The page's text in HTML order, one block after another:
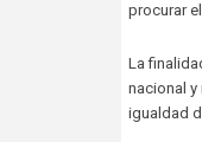
procurar
La
nacional
igualdad